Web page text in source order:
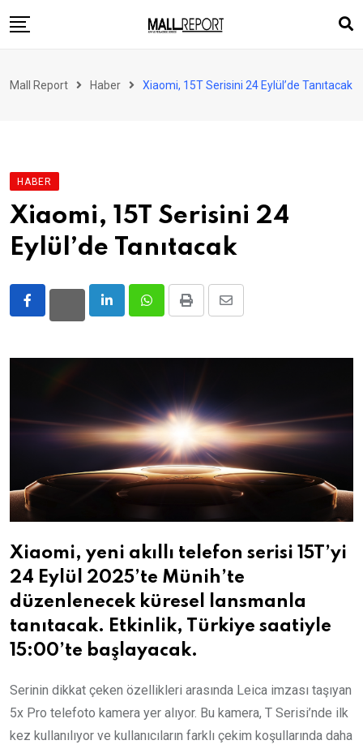
to
Perakende
FinTech
Ürün ve Hizmet
Enerji
Gündem
Mall Report Haber Xiaomi, 15T Serisini 24 Eylül’de Tanıtacak
HABER
Xiaomi, 15T Serisini 24
Eylül’de Tanıtacak
LinkedInWhatsappPrint
Share
Email
Xiaomi, yeni akıllı telefon serisi 15T’yi
24 Eylül 2025’te Münih’te
düzenlenecek küresel lansmanla
tanıtacak. Etkinlik, Türkiye saatiyle
15:00’te başlayacak.
Serinin dikkat çeken özellikleri arasında Leica imzası taşıyan
5x Pro telefoto kamera yer alıyor. Bu kamera, T Serisi’nde ilk
kez kullanılıyor ve kullanıcıların farklı çekim koşullarında daha